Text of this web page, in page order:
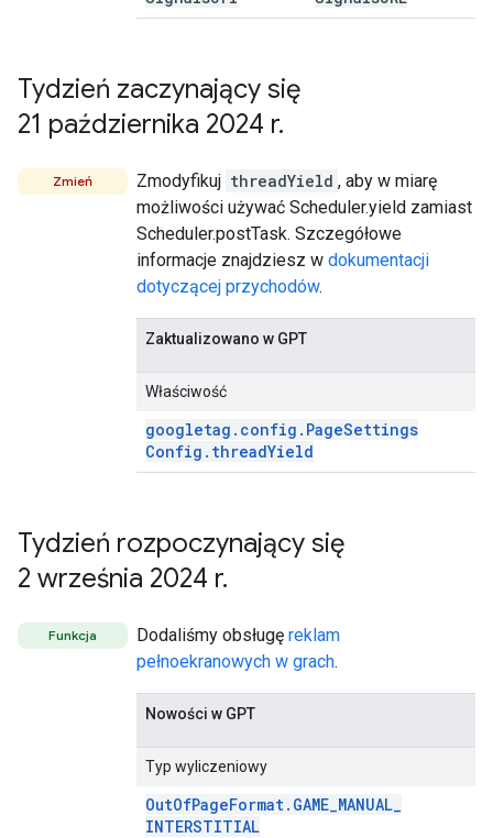
Tydzień zaczynający się
21 października 2024 r.
Zmień Zmodyfikuj threadYield , aby w miarę
możliwości używać Scheduler.yield zamiast
Scheduler.postTask. Szczegółowe
informacje znajdziesz w dokumentacji
dotyczącej przychodów.
Zaktualizowano w GPT
Właściwość
googletag . config . PageSettings
Config . threadYield
Tydzień rozpoczynający się
2 września 2024 r.
Funkcja Dodaliśmy obsługę reklam
pełnoekranowych w grach.
Nowości w GPT
Typ wyliczeniowy
OutOfPageFormat. GAME_MANUAL_
INTERSTITIAL